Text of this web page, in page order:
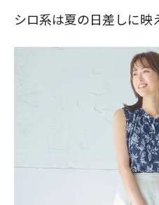
シロ系は夏の日差しに映